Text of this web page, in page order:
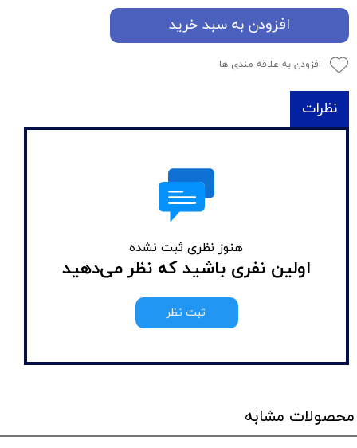
افزودن به سبد خرید
افزودن به علاقه مندی ها
نظرات
هنوز نظری ثبت نشده
اولین نفری باشید که نظر می‌دهید
ثبت نظر
محصولات مشابه